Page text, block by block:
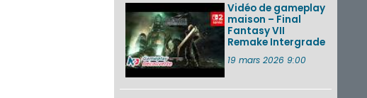
Vidéo de gameplay
maison – Final
Fantasy VII
Remake Intergrade
19 mars 2026 9:00